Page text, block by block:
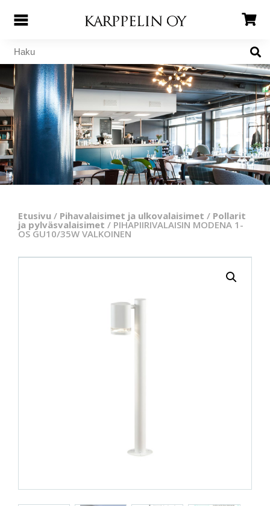
Etusivu / Pihavalaisimet ja ulkovalaisimet / Pollarit
ja pylväsvalaisimet / PIHAPIIRIVALAISIN MODENA 1-
OS GU10/35W VALKOINEN